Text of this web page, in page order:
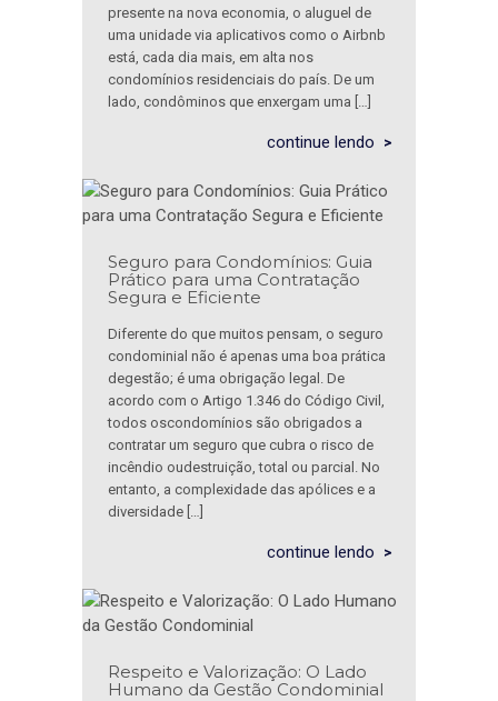
presente na nova economia, o aluguel de
uma unidade via aplicativos como o Airbnb
está, cada dia mais, em alta nos
condomínios residenciais do país. De um
lado, condôminos que enxergam uma […]
continue lendo
Seguro para Condomínios: Guia
Prático para uma Contratação
Segura e Eficiente
Diferente do que muitos pensam, o seguro
condominial não é apenas uma boa prática
degestão; é uma obrigação legal. De
acordo com o Artigo 1.346 do Código Civil,
todos oscondomínios são obrigados a
contratar um seguro que cubra o risco de
incêndio oudestruição, total ou parcial. No
entanto, a complexidade das apólices e a
diversidade […]
continue lendo
Respeito e Valorização: O Lado
Humano da Gestão Condominial